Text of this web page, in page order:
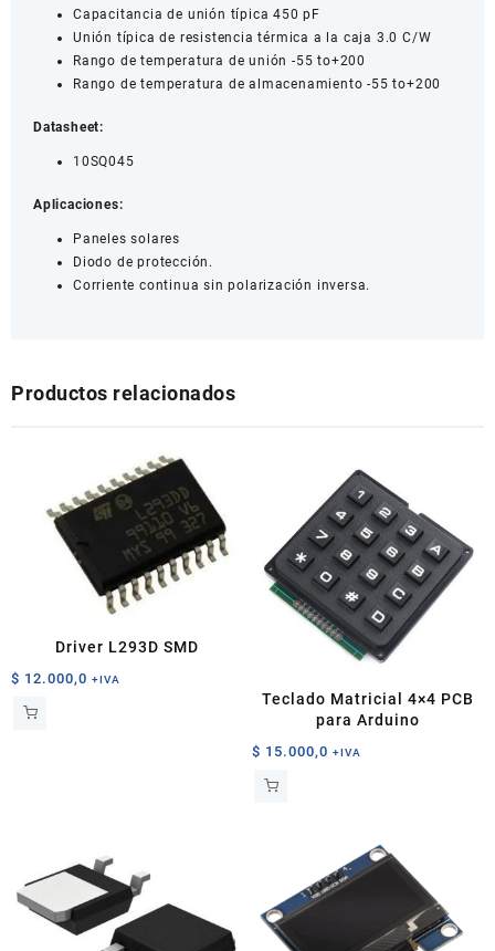
Capacitancia de unión típica 450 pF
Unión típica de resistencia térmica a la caja 3.0 C/W
Rango de temperatura de unión -55 to+200
Rango de temperatura de almacenamiento -55 to+200
Datasheet:
10SQ045
Aplicaciones:
Paneles solares
Diodo de protección.
Corriente continua sin polarización inversa.
Productos relacionados
Driver L293D SMD
$ 12.000,0 +IVA
Teclado Matricial 4×4 PCB
para Arduino
$ 15.000,0 +IVA